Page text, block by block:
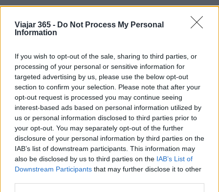
Viajar 365 - Do Not Process My Personal
Information
If you wish to opt-out of the sale, sharing to third parties, or
processing of your personal or sensitive information for
targeted advertising by us, please use the below opt-out
section to confirm your selection. Please note that after your
opt-out request is processed you may continue seeing
interest-based ads based on personal information utilized by
us or personal information disclosed to third parties prior to
your opt-out. You may separately opt-out of the further
disclosure of your personal information by third parties on the
IAB’s list of downstream participants. This information may
also be disclosed by us to third parties on the IAB’s List of
Downstream Participants that may further disclose it to other
«`